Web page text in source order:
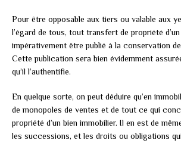
Pour être opposable aux tiers ou valable aux
l’égard de tous, tout transfert de propriété
impérativement être publié à la conservation
Cette publication sera bien évidemment
qu’il l’authentifie.
En quelque sorte, on peut déduire qu’en
de monopoles de ventes et de tout ce qui
propriété d’un bien immobilier. Il en est de
les successions, et les droits ou obligations